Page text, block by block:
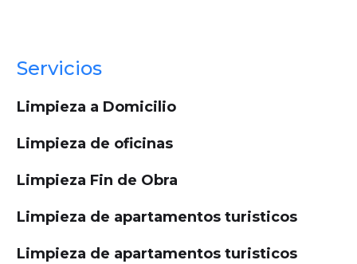
Servicios
Limpieza a Domicilio
Limpieza de oficinas
Limpieza Fin de Obra
Limpieza de apartamentos turisticos
Limpieza de apartamentos turisticos